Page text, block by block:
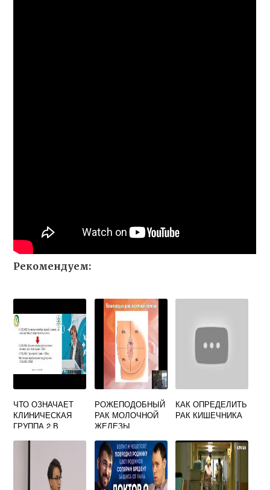
Рекомендуем:
ЧТО ОЗНАЧАЕТ
КЛИНИЧЕСКАЯ
ГРУППА 2 В
РОЖЕПОДОБНЫЙ
РАК МОЛОЧНОЙ
ЖЕЛЕЗЫ
КАК ОПРЕДЕЛИТЬ
РАК КИШЕЧНИКА